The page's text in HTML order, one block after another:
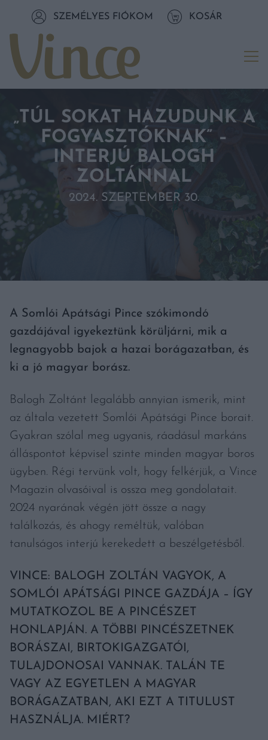
Tovább a tartalomhozSZEMÉLYES FIÓKOM KOSÁR
„TÚL SOKAT HAZUDUNK A
FOGYASZTÓKNAK” –
INTERJÚ BALOGH
ZOLTÁNNAL
2024. SZEPTEMBER 30.
A Somlói Apátsági Pince szókimondó
gazdájával igyekeztünk körüljárni, mik a
legnagyobb bajok a hazai borágazatban, és
ki a jó magyar borász.
Balogh Zoltánt legalább annyian ismerik, mint
az általa vezetett Somlói Apátsági Pince borait.
Gyakran szólal meg ugyanis, ráadásul markáns
álláspontot képvisel szinte minden magyar boros
ügyben. Régi tervünk volt, hogy felkérjük, a Vince
Magazin olvasóival is ossza meg gondolatait.
2024 nyarának végén jött össze a nagy
találkozás, és ahogy reméltük, valóban
tanulságos interjú kerekedett a beszélgetésből.
VINCE: BALOGH ZOLTÁN VAGYOK, A
SOMLÓI APÁTSÁGI PINCE GAZDÁJA – ÍGY
MUTATKOZOL BE A PINCÉSZET
HONLAPJÁN. A TÖBBI PINCÉSZETNEK
BORÁSZAI, BIRTOKIGAZGATÓI,
TULAJDONOSAI VANNAK. TALÁN TE
VAGY AZ EGYETLEN A MAGYAR
BORÁGAZATBAN, AKI EZT A TITULUST
HASZNÁLJA. MIÉRT?